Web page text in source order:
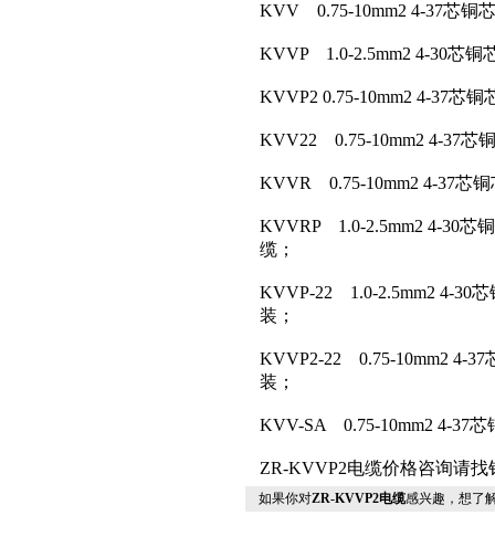
KVV 0.75-10mm2 4-37芯铜
KVVP 1.0-2.5mm2 4-30芯铜
KVVP2 0.75-10mm2 4-37芯
KVV22 0.75-10mm2 4-37芯
KVVR 0.75-10mm2 4-37芯
KVVRP 1.0-2.5mm2 4-30芯
缆；
KVVP-22 1.0-2.5mm2 4-30
装；
KVVP2-22 0.75-10mm2 4-37
装；
KVV-SA 0.75-10mm2 4-37
ZR-KVVP2电缆价格咨询请找
如果你对ZR-KVVP2电缆感兴趣，想了